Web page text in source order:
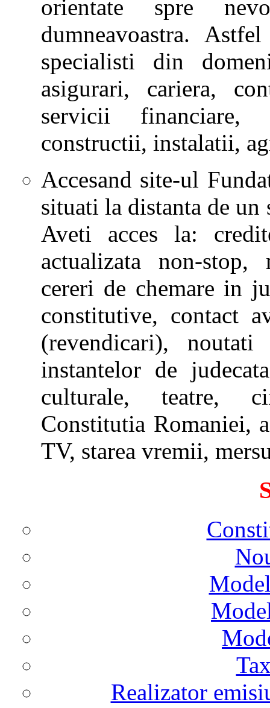
orientate spre
dumneavoastra.
specialisti din
asigurari, cariera,
servicii financiare,
constructii, instalatii,
Accesand site-ul
situati la distanta de
Aveti acces la:
actualizata non-
cereri de chemare in
constitutive, contact
(revendicari),
instantelor de
culturale, teatre,
Constitutia Romaniei,
TV, starea vremii,
Realizator